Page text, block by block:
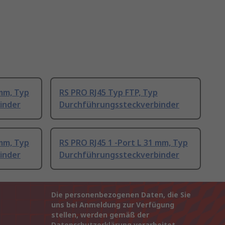
Typ
RS PRO RJ45 Typ FTP, Typ
Durchführungssteckverbinder
Typ
RS PRO RJ45 1 -Port L 31 mm, Typ
Durchführungssteckverbinder
Die personenbezogenen Daten, die Sie
uns bei Anmeldung zur Verfügung
stellen, werden gemäß der